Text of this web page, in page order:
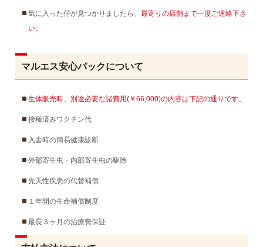
気に入った仔が見つかりましたら、 最寄りの店舗まで一度ご連絡下さ
い。
マルエス安心パックについて
生体販売時、別途必要な諸費用(￥66,000)の内容は下記の通りです。
接種済みワクチン代
入舎時の簡易健康診断
外部寄生虫・内部寄生虫の駆除
先天性疾患の代替補償
１年間の生命補償制度
最長３ヶ月の治療費保証